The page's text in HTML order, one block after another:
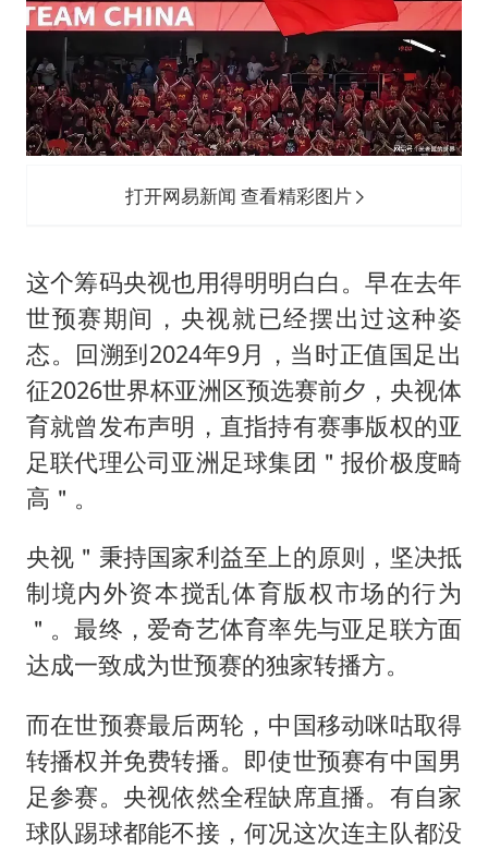
打开网易新闻 查看精彩图片
这个筹码央视也用得明明白白。早在去年
世预赛期间，央视就已经摆出过这种姿
态。回溯到2024年9月，当时正值国足出
征2026世界杯亚洲区预选赛前夕，央视体
育就曾发布声明，直指持有赛事版权的亚
足联代理公司亚洲足球集团＂报价极度畸
高＂。
央视＂秉持国家利益至上的原则，坚决抵
制境内外资本搅乱体育版权市场的行为
＂。最终，爱奇艺体育率先与亚足联方面
达成一致成为世预赛的独家转播方。
而在世预赛最后两轮，中国移动咪咕取得
转播权并免费转播。即使世预赛有中国男
足参赛。央视依然全程缺席直播。有自家
球队踢球都能不接，何况这次连主队都没